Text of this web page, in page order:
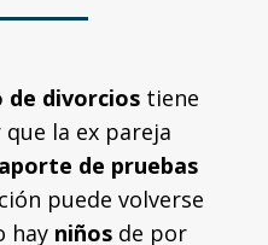
divorcios tiene
la ex pareja
de pruebas
puede volverse
hay niños de por